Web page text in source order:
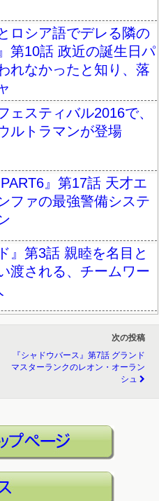
ロシア語でデレる隣の
第10話 政近の誕生日パ
れなかったと知り、落
ェスティバル2016で、
ルトラマンが登場
PART6』第17話 天才エ
ファの最強警備システ
』第3話 親睦を名目と
渡される、チームワー
次の投稿
『シャドウバース』第7話 グランド
マスターランクのレオン・オーラン
シュ